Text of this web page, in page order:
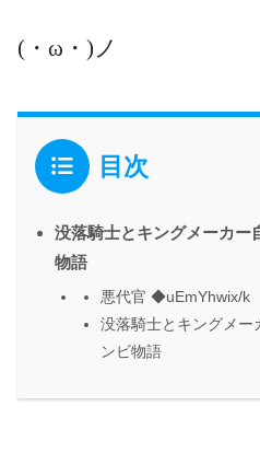
(・ω・)ノ
目次
没落騎士とキングメーカー
物語
悪代官 ◆uEmYhwix/k
没落騎士とキングメー
ンビ物語